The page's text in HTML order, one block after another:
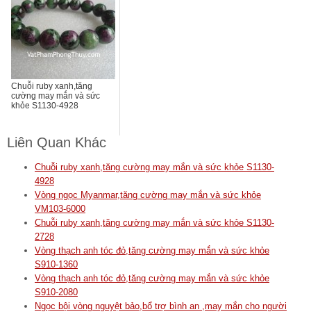
Chuỗi ruby xanh,tăng
cường may mắn và sức
khỏe S1130-4928
Liên Quan Khác
Chuỗi ruby xanh,tăng cường may mắn và sức khỏe S1130-
4928
Vòng ngọc Myanmar,tăng cường may mắn và sức khỏe
VM103-6000
Chuỗi ruby xanh,tăng cường may mắn và sức khỏe S1130-
2728
Vòng thạch anh tóc đỏ,tăng cường may mắn và sức khỏe
S910-1360
Vòng thạch anh tóc đỏ,tăng cường may mắn và sức khỏe
S910-2080
Ngọc bội vòng nguyệt bảo,bổ trợ bình an ,may mắn cho người